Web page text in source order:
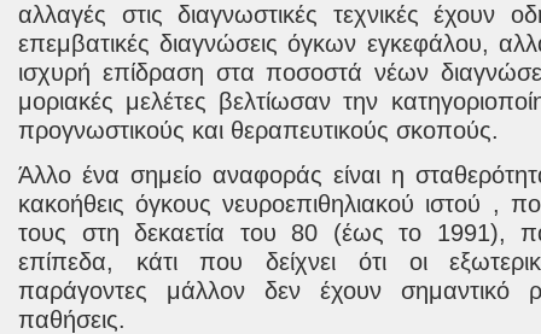
αλλαγές στις διαγνωστικές τεχνικές έχουν
επεμβατικές διαγνώσεις όγκων εγκεφάλου,
ισχυρή επίδραση στα ποσοστά νέων
μοριακές μελέτες βελτίωσαν την
προγνωστικούς και θεραπευτικούς σκοπούς.
Άλλο ένα σημείο αναφοράς είναι η
κακοήθεις όγκους νευροεπιθηλιακού ιστού ,
τους στη δεκαετία του 80 (έως το 1991),
επίπεδα, κάτι που δείχνει ότι οι
παράγοντες μάλλον δεν έχουν σημαντικό
παθήσεις.